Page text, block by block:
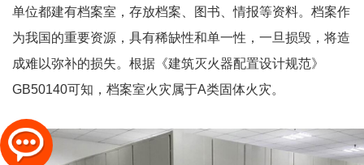
单位都建有档案室，存放档案、图书、情报等资料。档案作
为我国的重要资源，具有稀缺性和单一性，一旦损毁，将造
成难以弥补的损失。根据《建筑灭火器配置设计规范》
GB50140可知，档案室火灾属于A类固体火灾。